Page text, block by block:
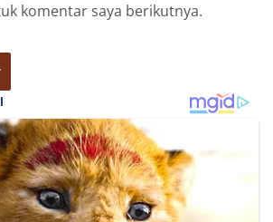
komentar saya berikutnya.